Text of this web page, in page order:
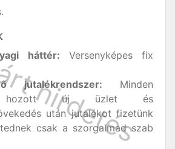
háttér: Versenyképes fix
jutalékrendszer: Minden
hozott új üzlet és
után jutalékot fizetünk
csak a szorgalmad szab